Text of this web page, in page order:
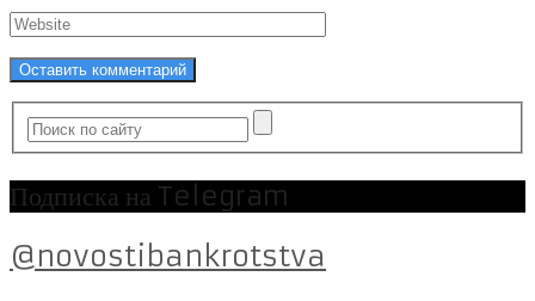
Подписка на Telegram
@novostibankrotstva